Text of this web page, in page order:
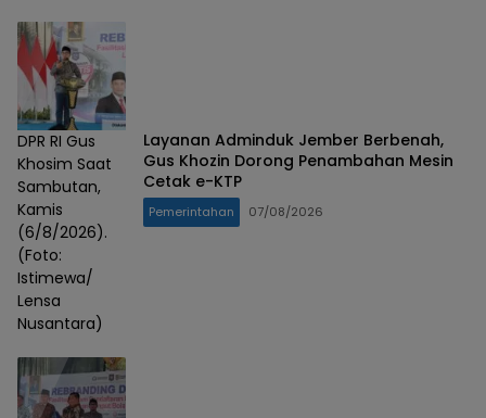
DPR RI Gus
Khosim Saat
Sambutan,
Kamis
(6/8/2026).
(Foto:
Istimewa/
Lensa
Nusantara)
Layanan Adminduk Jember Berbenah,
Gus Khozin Dorong Penambahan Mesin
Cetak e-KTP
Pemerintahan 07/08/2026